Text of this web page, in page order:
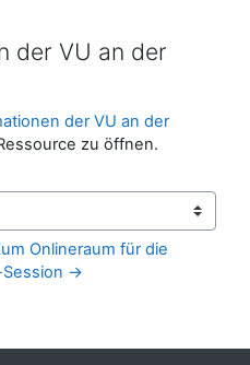
der VU an der
der VU an der
zu öffnen.
Onlineraum für die
→